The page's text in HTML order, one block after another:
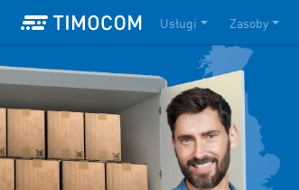
Usługi Zasoby